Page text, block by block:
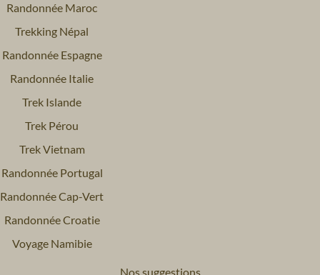
Randonnée Maroc
Trekking Népal
Randonnée Espagne
Randonnée Italie
Trek Islande
Trek Pérou
Trek Vietnam
Randonnée Portugal
Randonnée Cap-Vert
Randonnée Croatie
Voyage Namibie
Nos suggestions